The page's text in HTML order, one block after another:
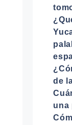
de
una